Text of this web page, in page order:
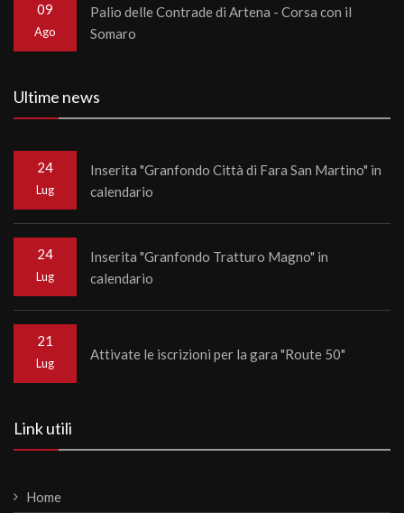
09
Ago
Palio delle Contrade di Artena - Corsa con il
Somaro
Ultime news
24
Lug
Inserita "Granfondo Città di Fara San Martino" in
calendario
24
Lug
Inserita "Granfondo Tratturo Magno" in
calendario
21
Lug
Attivate le iscrizioni per la gara "Route 50"
Link utili
Home